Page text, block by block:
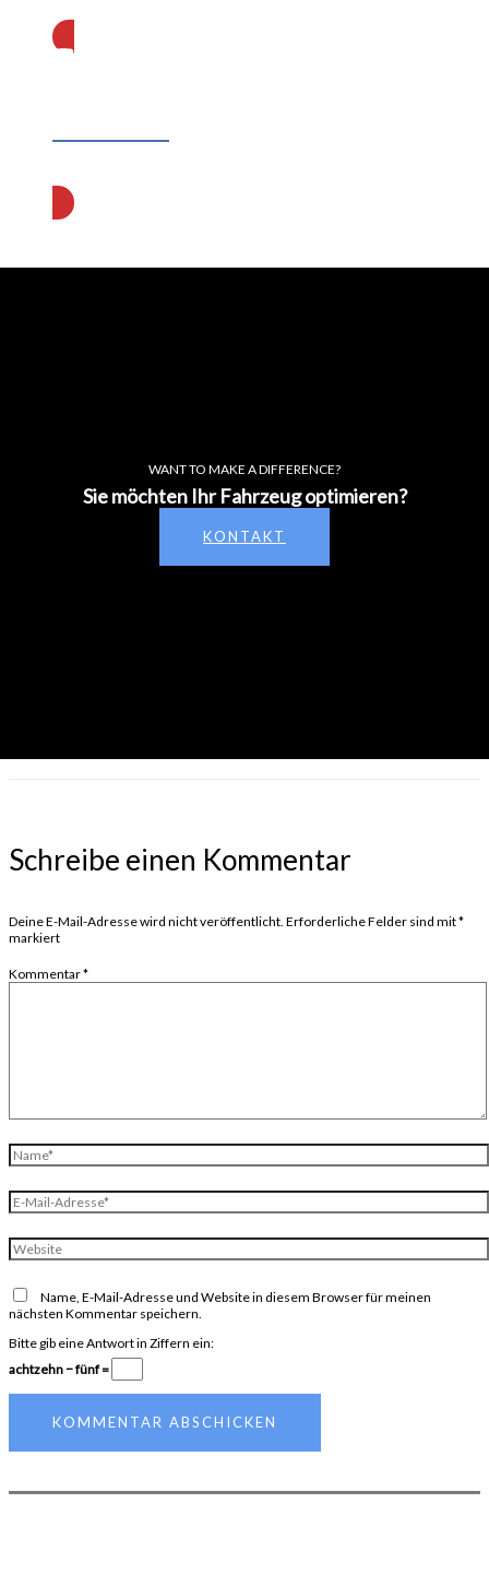
WANT TO MAKE A DIFFERENCE?
Sie möchten Ihr Fahrzeug optimieren?
KONTAKT
Schreibe einen Kommentar
Deine E-Mail-Adresse wird nicht veröffentlicht. Erforderliche Felder sind mit*
markiert
Kommentar*
Name*
E-
Mail-
Website
Name, E-Mail-Adresse und Website in diesem Browser für meinen
nächsten Kommentar speichern.
Bitte gib eine Antwort in Ziffern ein:
achtzehn − fünf =